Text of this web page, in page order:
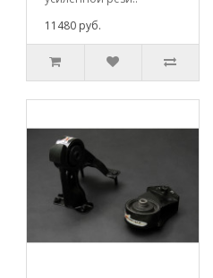
11480 руб.